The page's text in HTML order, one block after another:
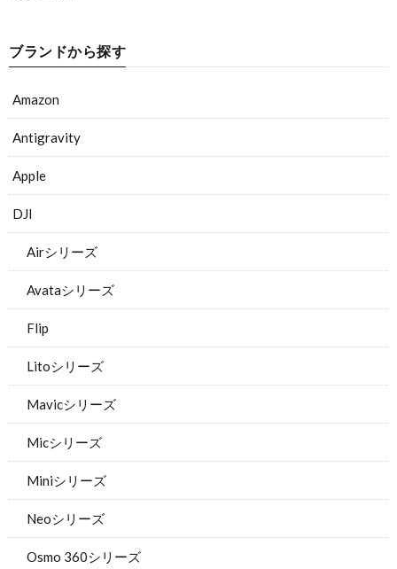
ブランドから探す
Amazon
Antigravity
Apple
DJI
Airシリーズ
Avataシリーズ
Flip
Litoシリーズ
Mavicシリーズ
Micシリーズ
Miniシリーズ
Neoシリーズ
Osmo 360シリーズ